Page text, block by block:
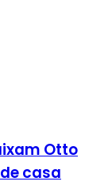
Otto
casa